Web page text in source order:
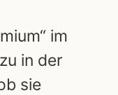
im
in der
sie